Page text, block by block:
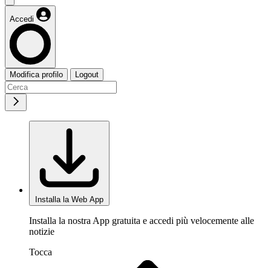
Accedi
Modifica profilo Logout
Installa la Web App
Installa la nostra App gratuita e accedi più velocemente alle
notizie
Tocca